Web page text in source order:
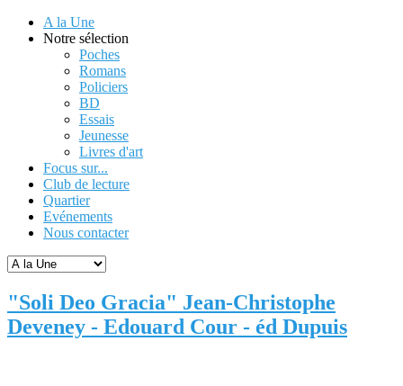
A la Une
Notre sélection
Poches
Romans
Policiers
BD
Essais
Jeunesse
Livres d'art
Focus sur...
Club de lecture
Quartier
Evénements
Nous contacter
"Soli Deo Gracia" Jean-Christophe
Deveney - Edouard Cour - éd Dupuis